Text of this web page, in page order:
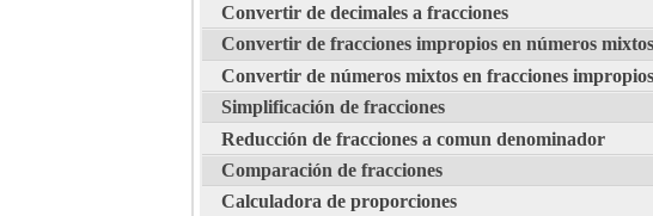
Convertir de decimales a fracciones
Convertir de fracciones impropios en números mixtos
Convertir de números mixtos en fracciones impropios
Simplificación de fracciones
Reducción de fracciones a comun denominador
Comparación de fracciones
Calculadora de proporciones